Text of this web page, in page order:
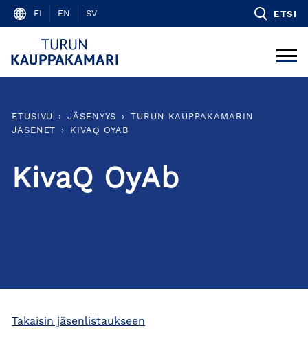
Skip
content
FI EN SV ETSI
ETUSIVU › JÄSENYYS ›
TURUN KAUPPAKAMARIN
JÄSENET
› KIVAQ OYAB
KivaQ OyAb
Takaisin jäsenlistaukseen